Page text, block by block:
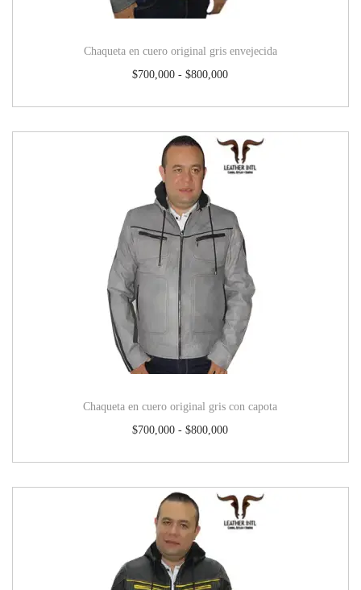
Chaqueta en cuero original gris envejecida
$700,000 - $800,000
Chaqueta en cuero original gris con capota
$700,000 - $800,000